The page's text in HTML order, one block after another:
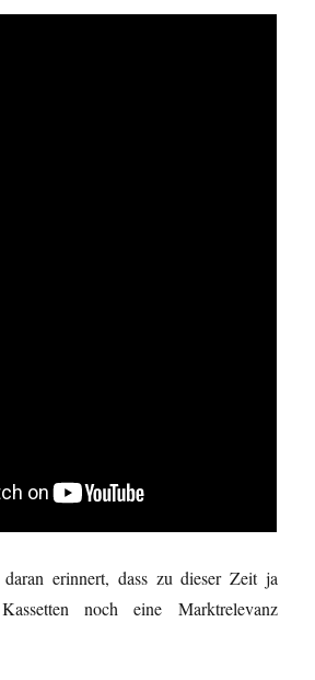
erinnert, dass zu dieser Zeit ja
noch eine Marktrelevanz